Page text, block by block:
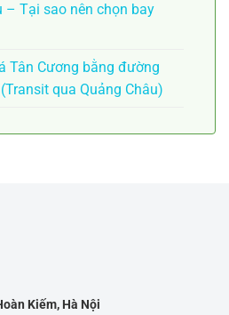
– Tại sao nên chọn bay
Tân Cương bằng đường
qua Quảng Châu)
Kiếm, Hà Nội